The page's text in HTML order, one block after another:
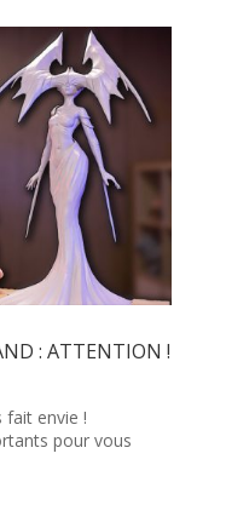
: ATTENTION !
fait envie !
pour vous